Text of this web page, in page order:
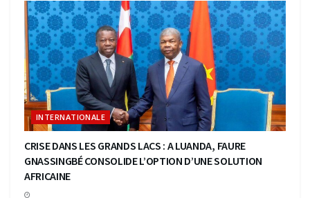
INTERNATIONALE
CRISE DANS LES GRANDS LACS : A LUANDA, FAURE
GNASSINGBÉ CONSOLIDE L’OPTION D’UNE SOLUTION
AFRICAINE